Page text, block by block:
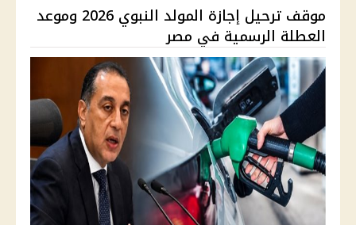
موقف ترحيل إجازة المولد النبوي 2026 وموعد
العطلة الرسمية في مصر